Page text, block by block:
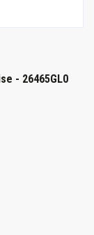
- 26465GL0